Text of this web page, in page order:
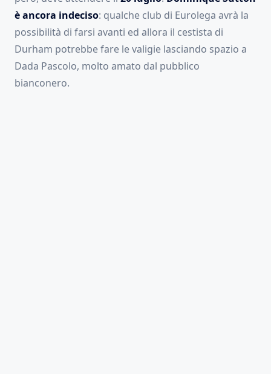
è ancora indeciso: qualche club di Eurolega avrà la
possibilità di farsi avanti ed allora il cestista di
Durham potrebbe fare le valigie lasciando spazio a
Dada Pascolo, molto amato dal pubblico
bianconero.